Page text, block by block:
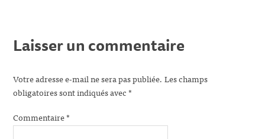
Laisser un commentaire
Votre adresse e-mail ne sera pas publiée. Les champs
obligatoires sont indiqués avec*
Commentaire*